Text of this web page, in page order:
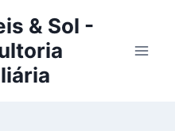
& Sol -